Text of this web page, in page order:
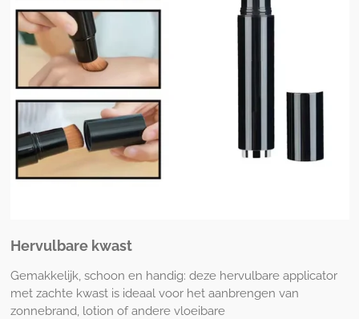
Hervulbare kwast
Gemakkelijk, schoon en handig: deze hervulbare applicator
met zachte kwast is ideaal voor het aanbrengen van
zonnebrand, lotion of andere vloeibare